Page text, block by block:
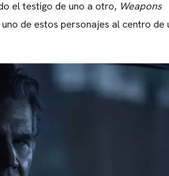
el testigo de uno a otro, Weapons
de estos personajes al centro de